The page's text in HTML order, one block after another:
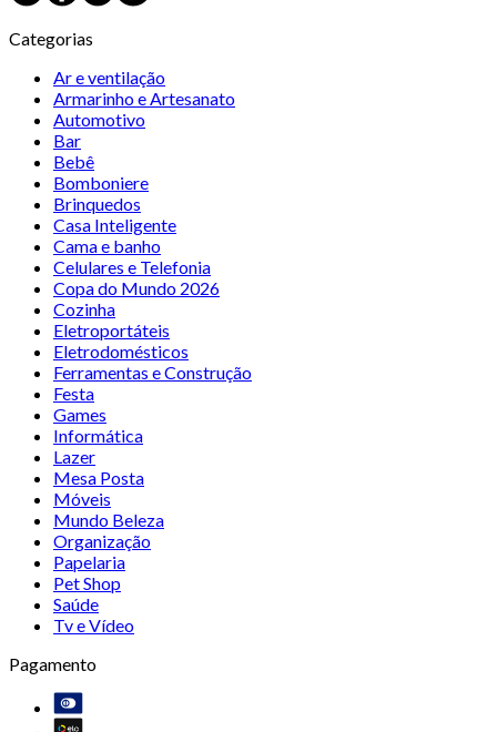
Categorias
Ar e ventilação
Armarinho e Artesanato
Automotivo
Bar
Bebê
Bomboniere
Brinquedos
Casa Inteligente
Cama e banho
Celulares e Telefonia
Copa do Mundo 2026
Cozinha
Eletroportáteis
Eletrodomésticos
Ferramentas e Construção
Festa
Games
Informática
Lazer
Mesa Posta
Móveis
Mundo Beleza
Organização
Papelaria
Pet Shop
Saúde
Tv e Vídeo
Pagamento